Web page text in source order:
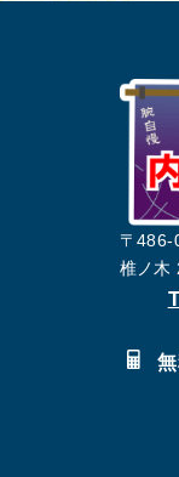
〒486-
椎ノ木